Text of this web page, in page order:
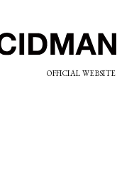
OFFICIAL WEBSITE